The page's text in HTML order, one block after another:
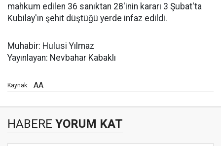
mahkum edilen 36 sanıktan 28'inin kararı 3 Şubat'ta
Kubilay'ın şehit düştüğü yerde infaz edildi.
Muhabir: Hulusi Yılmaz
Yayınlayan: Nevbahar Kabaklı
Kaynak: AA
HABERE YORUM KAT